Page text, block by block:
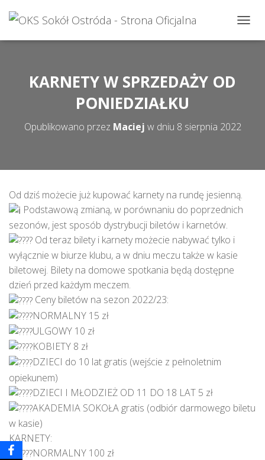
R
KARNETY W SPRZEDAŻY OD
PONIEDZIAŁKU
Opublikowano przez Maciej w dniu 8 sierpnia 2022
Od dziś możecie już kupować karnety na rundę jesienną.
Podstawową zmianą, w porównaniu do poprzednich
sezonów, jest sposób dystrybucji biletów i karnetów.
Od teraz bilety i karnety możecie nabywać tylko i
wyłącznie w biurze klubu, a w dniu meczu także w kasie
biletowej. Bilety na domowe spotkania będą dostępne
dzień przed każdym meczem.
Ceny biletów na sezon 2022/23:
NORMALNY 15 zł
ULGOWY 10 zł
KOBIETY 8 zł
DZIECI do 10 lat gratis (wejście z pełnoletnim
opiekunem)
DZIECI I MŁODZIEŻ OD 11 DO 18 LAT 5 zł
AKADEMIA SOKOŁA gratis (odbiór darmowego biletu
w kasie)
KARNETY:
NORMALNY 100 zł